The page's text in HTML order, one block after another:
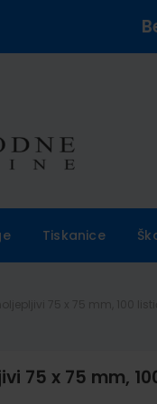
Tiskanice
75 x 75 mm,